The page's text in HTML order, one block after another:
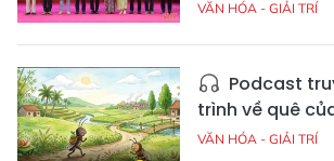
VĂN HÓA - GIẢI TRÍ
Podcast
trình về quê
VĂN HÓA - GIẢI TRÍ